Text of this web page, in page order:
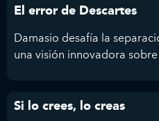
El error de Descartes
Damasio desafía la
una visión innovadora
Si lo crees, lo creas